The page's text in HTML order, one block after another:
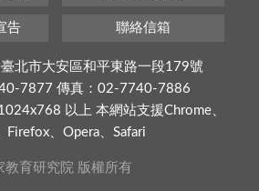
告 聯絡信箱
北市大安區和平東路一段179號
7877 傳真：02-7740-7886
以上 本網站支援Chrome、
Firefox、Opera、Safari
教育研究院 版權所有